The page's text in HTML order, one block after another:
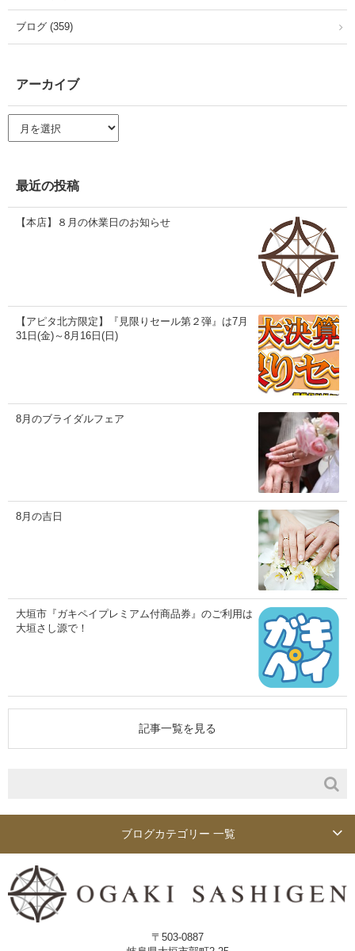
ブログ (359)
アーカイブ
ー
ブ
最近の投稿
【本店】８月の休業日のお知らせ
【アピタ北方限定】『見限りセール第２弾』は7月
31日(金)～8月16日(日)
8月のブライダルフェア
8月の吉日
大垣市『ガキペイプレミアム付商品券』のご利用は
大垣さし源で！
記事一覧を見る
ブログカテゴリー 一覧
〒503-0887